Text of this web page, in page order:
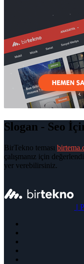
Slogan - Seo
BirTekno teması
çalışmanız için
yer verebilirsiniz.
|